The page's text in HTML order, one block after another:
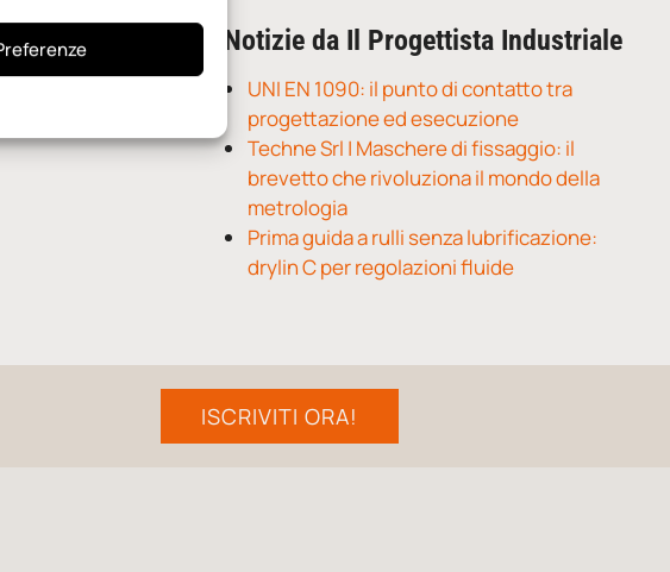
Notizie da Il Progettista Industriale
UNI EN 1090: il punto di contatto tra
progettazione ed esecuzione
Techne Srl | Maschere di fissaggio: il
brevetto che rivoluziona il mondo della
metrologia
Prima guida a rulli senza lubrificazione:
drylin C per regolazioni fluide
ISCRIVITI ORA!